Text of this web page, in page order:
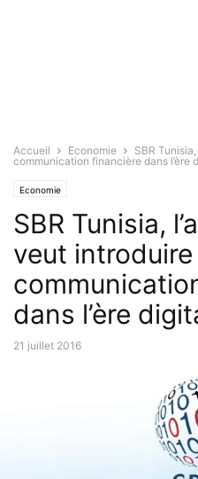
Accueil Economie
SBR
communication financière dans l’ère
Economie
SBR Tunisia,
veut introduire
dans l’ère
21 juillet 2016